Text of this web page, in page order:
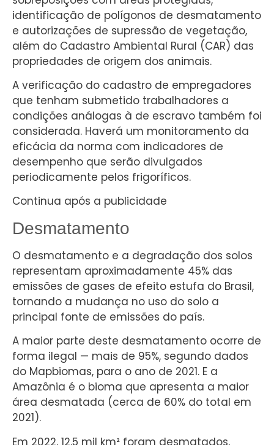
identificação de polígonos de desmatamento
e autorizações de supressão de vegetação,
além do Cadastro Ambiental Rural (CAR) das
propriedades de origem dos animais.
A verificação do cadastro de empregadores
que tenham submetido trabalhadores a
condições análogas à de escravo também foi
considerada. Haverá um monitoramento da
eficácia da norma com indicadores de
desempenho que serão divulgados
periodicamente pelos frigoríficos.
Continua após a publicidade
Desmatamento
O desmatamento e a degradação dos solos
representam aproximadamente 45% das
emissões de gases de efeito estufa do Brasil,
tornando a mudança no uso do solo a
principal fonte de emissões do país.
A maior parte deste desmatamento ocorre de
forma ilegal — mais de 95%, segundo dados
do Mapbiomas, para o ano de 2021. E a
Amazônia é o bioma que apresenta a maior
área desmatada (cerca de 60% do total em
2021).
Em 2022, 12,5 mil km² foram desmatados,